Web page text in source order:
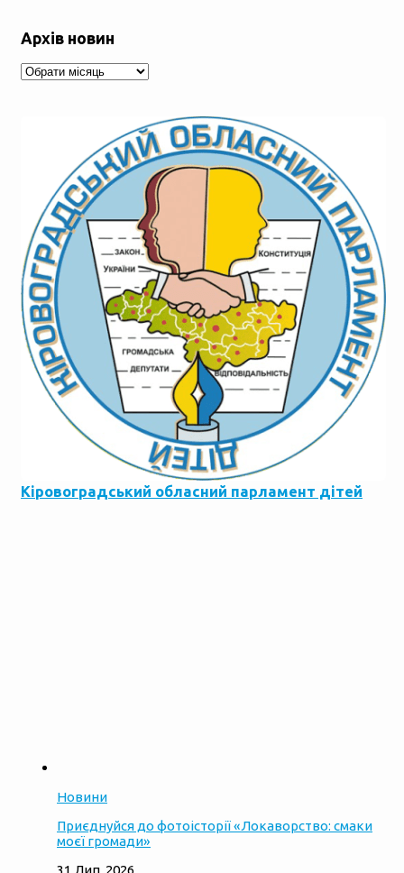
Архів новин
Архів
новин
Кіровоградський обласний парламент дітей
Новини
Приєднуйся до фотоісторії «Локаворство: смаки
моєї громади»
31 Лип, 2026